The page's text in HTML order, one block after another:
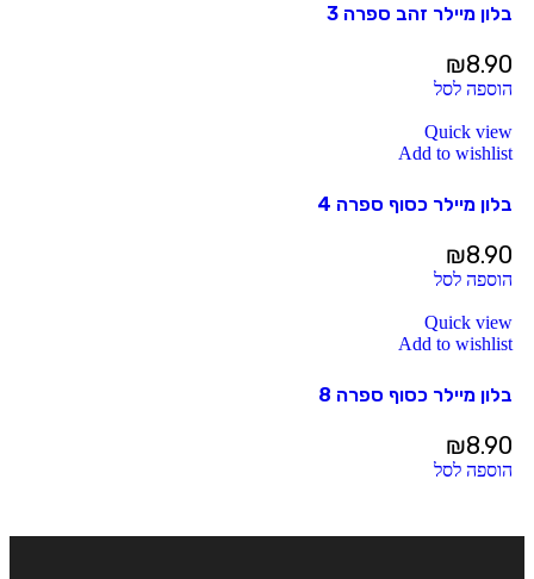
בלון מיילר זהב ספרה 3
₪8.90
הוספה לסל
Quick view
Add to wishlist
בלון מיילר כסוף ספרה 4
₪8.90
הוספה לסל
Quick view
Add to wishlist
בלון מיילר כסוף ספרה 8
₪8.90
הוספה לסל